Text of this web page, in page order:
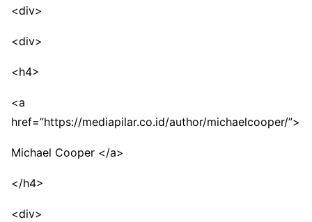
<div>
<div>
<h4>
<a
href=”https://mediapilar.co.id/author/michaelcooper/”>
Michael Cooper </a>
</h4>
<div>